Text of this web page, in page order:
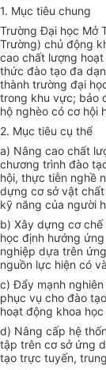
1. Mục tiêu chung
Trường Đại học Mở
Trường) chủ động
cao chất lượng
thức đào tạo đa
thành trường đại
trong khu vực; bảo
hộ nghèo có cơ hội
2. Mục tiêu cụ thể
a) Nâng cao chất
chương trình đào
hội, thực tiễn nghề
dựng cơ sở vật
kỹ năng của người
b) Xây dựng cơ
học định hướng
nghiệp dựa trên
nguồn lực hiện có
c) Đẩy mạnh
phục vụ cho đào
hoạt động khoa
d) Nâng cấp hệ
tập trên cơ sở ứng
tạo trực tuyến,